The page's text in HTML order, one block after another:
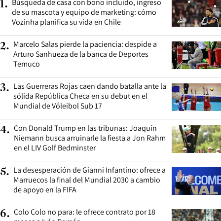
1.
de su mascota y equipo de marketing: cómo
Vozinha planifica su vida en Chile
2. Marcelo Salas pierde la paciencia: despide a
Arturo Sanhueza de la banca de Deportes
Temuco
3. Las Guerreras Rojas caen dando batalla ante la
sólida República Checa en su debut en el
Mundial de Vóleibol Sub 17
4. Con Donald Trump en las tribunas: Joaquín
Niemann busca arruinarle la fiesta a Jon Rahm
en el LIV Golf Bedminster
5. La desesperación de Gianni Infantino: ofrece a
Marruecos la final del Mundial 2030 a cambio
de apoyo en la FIFA
6. Colo Colo no para: le ofrece contrato por 18